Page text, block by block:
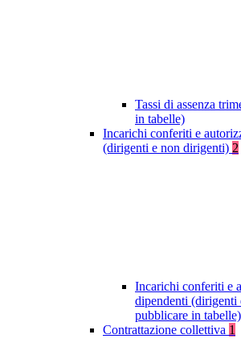
Tassi di assenza
in tabelle)
Incarichi conferiti e
(dirigenti e non dirigenti) 2
Incarichi conferiti e
dipendenti (dirigenti
pubblicare in tabelle)
Contrattazione collettiva 1